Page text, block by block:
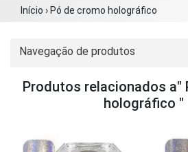
Início › Pó de cromo holográfico
Navegação de produtos
Produtos relacionados a"
holográfico "